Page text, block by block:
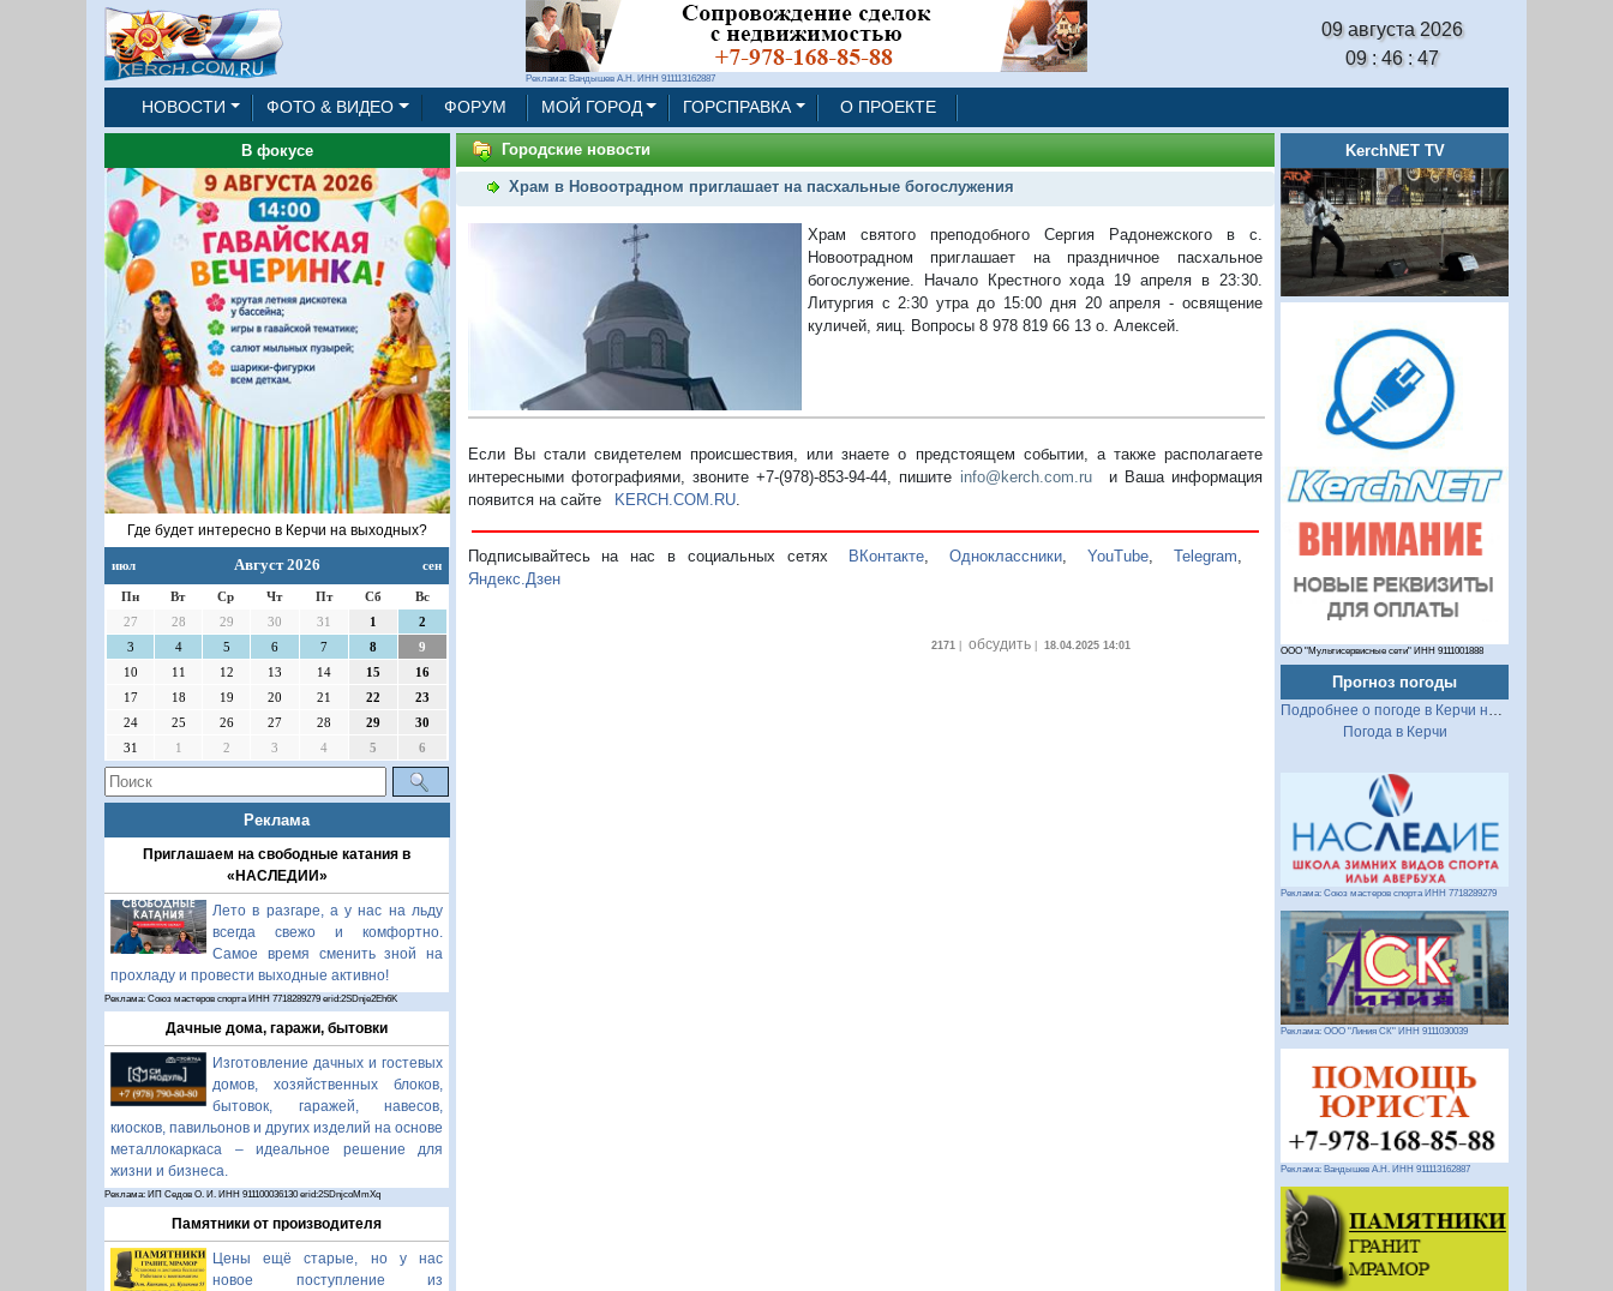
Реклама: Вандышев А.Н. ИНН 911113162887
09 августа 2026
09 : 46 : 48
НОВОСТИ ФОТО & ВИДЕО ФОРУМ МОЙ ГОРОД ГОРСПРАВКА О ПРОЕКТЕ
В фокусе
Где будет интересно в Керчи на выходных?
июл Август 2026 сен
Пн Вт Ср Чт Пт Сб
Вс
27
28 29 30 31 1
2
3
4 5 6 7 8
9
10
11 12 13 14 15
16
17
18 19 20 21 22
23
24
25 26 27 28 29
30
31
1 2 3 4 5 6
Реклама
Приглашаем на свободные катания в
«НАСЛЕДИИ»
Лето в разгаре, а у нас на льду
всегда свежо и комфортно.
Самое время сменить зной на
прохладу и провести выходные активно!
Реклама: Союз мастеров спорта ИНН 7718289279 erid:2SDnje2Eh6K
Дачные дома, гаражи, бытовки
Изготовление дачных и гостевых
домов, хозяйственных блоков,
бытовок, гаражей, навесов,
киосков, павильонов и других изделий на основе
металлокаркаса – идеальное решение для
жизни и бизнеса.
Реклама: ИП Седов О. И. ИНН 911100036130 erid:2SDnjcoMmXq
Памятники от производителя
Цены ещё старые, но у нас
новое поступление из
Городские новости
Храм в Новоотрадном приглашает на пасхальные богослужения
Храм святого преподобного Сергия Радонежского в с.
Новоотрадном приглашает на праздничное пасхальное
богослужение. Начало Крестного хода 19 апреля в 23:30.
Литургия с 2:30 утра до 15:00 дня 20 апреля - освящение
куличей, яиц. Вопросы 8 978 819 66 13 о. Алексей.
Если Вы стали свидетелем происшествия, или знаете о предстоящем событии, а также располагаете
интересными фотографиями, звоните +7-(978)-853-94-44, пишите info@kerch.com.ru и Ваша информация
появится на сайте
KERCH.COM.RU.
Подписывайтесь на нас в социальных сетях ВКонтакте, Одноклассники,YouTube,Telegram,
Яндекс.Дзен
2171| обсудить| 18.04.2025 14:01
KerchNET TV
ООО "Мультисервисные сети" ИНН 9111001888
Прогноз погоды
Подробнее о погоде в Керчи на 2 недели
Погода в Керчи
Реклама: Союз мастеров спорта ИНН 7718289279
Реклама: ООО "Линия СК" ИНН 9111030039
Реклама: Вандышев А.Н. ИНН 911113162887